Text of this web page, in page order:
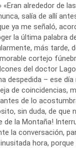
alrededor de
salía de allí
ya me señaló,
la última palabra
más tarde,
cortejo
del doctor
despedida – ese
de coincidencias,
de lo
sin duda, de que
de la Montaña!
la conversación,
hora,